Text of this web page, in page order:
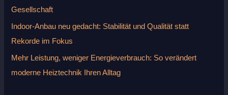
Gesellschaft
Indoor-Anbau neu gedacht: Stabilität und Qualität statt
Rekorde im Fokus
Mehr Leistung, weniger Energieverbrauch: So verändert
moderne Heiztechnik Ihren Alltag